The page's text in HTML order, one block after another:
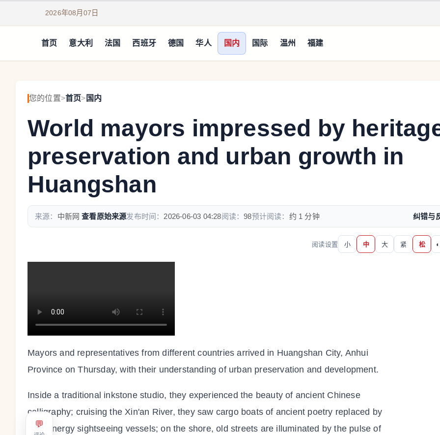
2026年08月07日
首页 意大利 法国 西班牙 德国 华人 国内 国际 温州 福建
您的位置>首页> 国内
World mayors impressed by
preservation and urban growth in
Huangshan
来源： 中新网 查看原始来源发布时间： 2026-06-03 04:28阅读：98预计阅读： 约 1 分钟 纠错与
阅读设置 小 中 大 紧 松 ◐
💬
Mayors and representatives from different countries arrived in Huangshan City, Anhui
Province on Thursday, with their understanding of urban preservation and development.
Inside a traditional inkstone studio, they experienced the beauty of ancient Chinese
calligraphy; cruising the Xin'an River, they saw cargo boats of ancient poetry replaced by
new-energy sightseeing vessels; on the shore, old streets are illuminated by the pulse of